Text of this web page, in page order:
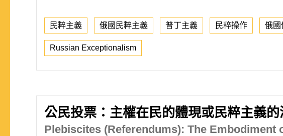
民粹主義 俄國民粹主義 普丁主義 民粹操作 俄國
Russian Exceptionalism
公民投票：主權在民的體現或民粹主義的
Plebiscites (Referendums): The